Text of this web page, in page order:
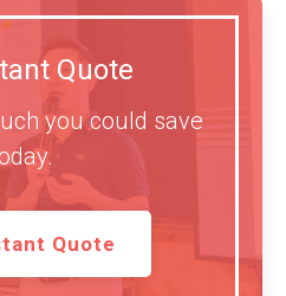
Quote
you could save
Quote